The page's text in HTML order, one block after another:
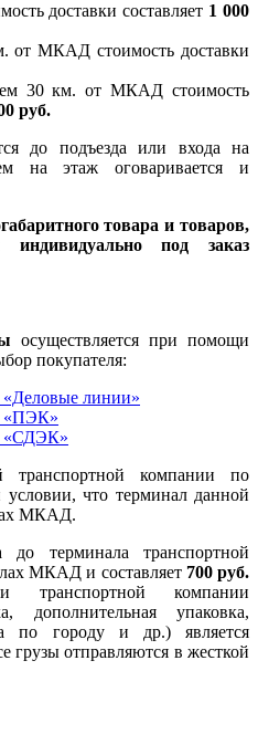
доставки составляет 1 000
от МКАД стоимость доставки
30 км. от МКАД стоимость
руб.
до подъезда или входа на
на этаж оговаривается и
товара и товаров,
индивидуально под заказ
осуществляется при помощи
покупателя:
«Деловые линии»
«ПЭК»
«СДЭК»
компании по
что терминал данной
МКАД.
до терминала транспортной
МКАД и составляет 700 руб.
транспортной компании
дополнительная упаковка,
по городу и др.) является
грузы отправляются в жесткой